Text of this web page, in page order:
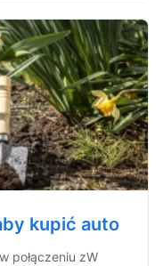
kupić auto
połączeniu zW